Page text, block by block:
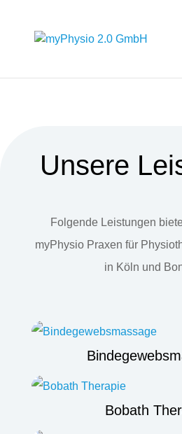
Unsere
Folgende Leistungen
myPhysio Praxen für
in Köln und
Bobath